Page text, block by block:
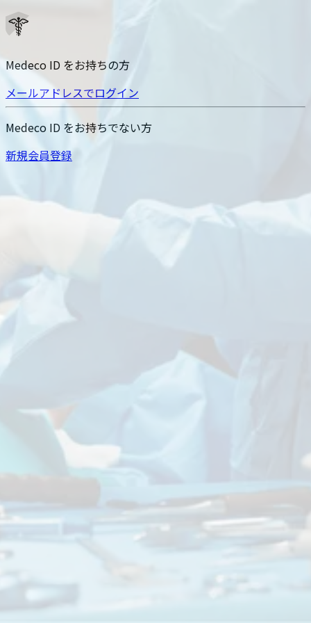
Medeco ID をお持ちの方
メールアドレスでログイン
Medeco ID をお持ちでない方
新規会員登録